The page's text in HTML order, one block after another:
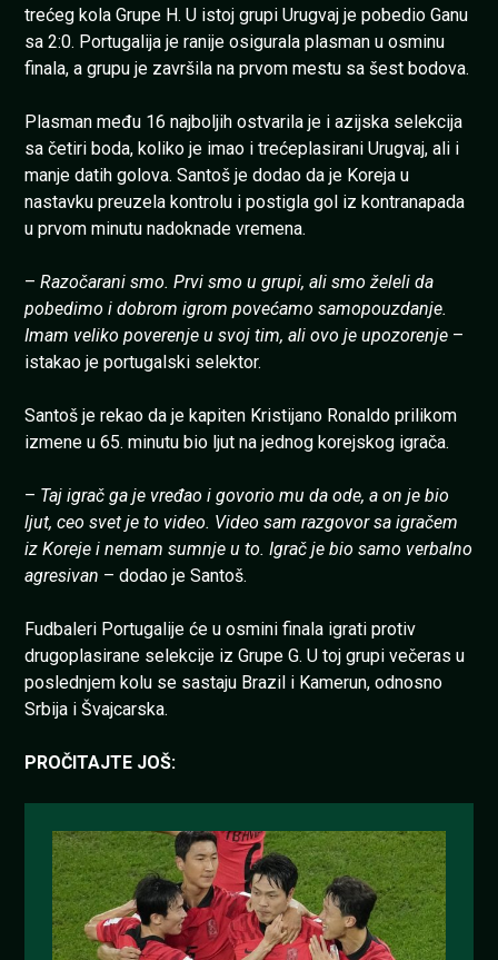
trećeg kola Grupe H. U istoj grupi Urugvaj je pobedio Ganu
sa 2:0. Portugalija je ranije osigurala plasman u osminu
finala, a grupu je završila na prvom mestu sa šest bodova.
Plasman među 16 najboljih ostvarila je i azijska selekcija
sa četiri boda, koliko je imao i trećeplasirani Urugvaj, ali i
manje datih golova. Santoš je dodao da je Koreja u
nastavku preuzela kontrolu i postigla gol iz kontranapada
u prvom minutu nadoknade vremena.
– Razočarani smo. Prvi smo u grupi, ali smo želeli da
pobedimo i dobrom igrom povećamo samopouzdanje.
Imam veliko poverenje u svoj tim, ali ovo je upozorenje –
istakao je portugalski selektor.
Santoš je rekao da je kapiten Kristijano Ronaldo prilikom
izmene u 65. minutu bio ljut na jednog korejskog igrača.
– Taj igrač ga je vređao i govorio mu da ode, a on je bio
ljut, ceo svet je to video. Video sam razgovor sa igračem
iz Koreje i nemam sumnje u to. Igrač je bio samo verbalno
agresivan – dodao je Santoš.
Fudbaleri Portugalije će u osmini finala igrati protiv
drugoplasirane selekcije iz Grupe G. U toj grupi večeras u
poslednjem kolu se sastaju Brazil i Kamerun, odnosno
Srbija i Švajcarska.
PROČITAJTE JOŠ: